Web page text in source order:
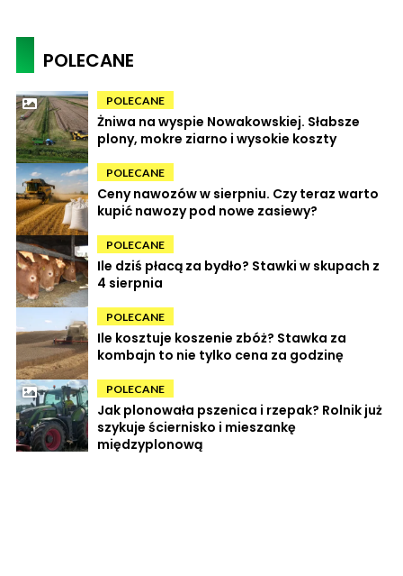
POLECANE
POLECANE
Żniwa na wyspie Nowakowskiej. Słabsze
plony, mokre ziarno i wysokie koszty
POLECANE
Ceny nawozów w sierpniu. Czy teraz warto
kupić nawozy pod nowe zasiewy?
POLECANE
Ile dziś płacą za bydło? Stawki w skupach z
4 sierpnia
POLECANE
Ile kosztuje koszenie zbóż? Stawka za
kombajn to nie tylko cena za godzinę
POLECANE
Jak plonowała pszenica i rzepak? Rolnik już
szykuje ściernisko i mieszankę
międzyplonową